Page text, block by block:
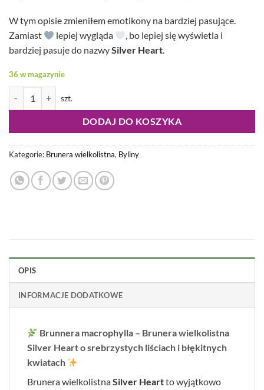
W tym opisie zmieniłem emotikony na bardziej pasujące.
Zamiast
lepiej wygląda
, bo lepiej się wyświetla i
bardziej pasuje do nazwySilver Heart.
36 w magazynie
DODAJ DO KOSZYKA
Kategorie: Brunera wielkolistna, Byliny
OPIS
INFORMACJE DODATKOWE
Brunnera macrophylla – Brunera wielkolistna
Silver Heart o srebrzystych liściach i błękitnych
kwiatach
Brunera wielkolistnaSilver Heartto wyjątkowo